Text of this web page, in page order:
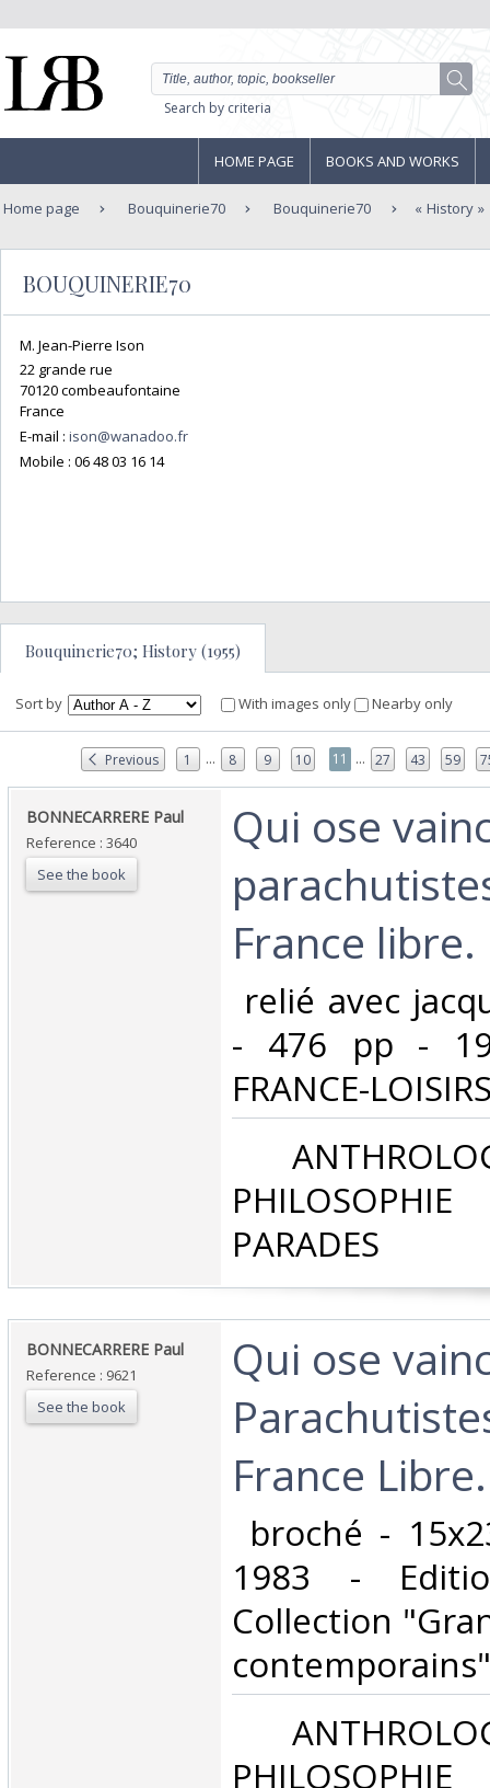
Search by criteria
HOME PAGE BOOKS AND WORKS
Home page Bouquinerie70 Bouquinerie70 History
BOUQUINERIE70
M. Jean-Pierre Ison
22 grande rue
70120 combeaufontaine
France
E-mail : ison@wanadoo.fr
Mobile : 06 48 03 16 14
Bouquinerie70; History (1955)
Sort by With images only Nearby only
Previous 1 ... 8 9 10 11 ... 27 43 59
‎BONNECARRERE Paul‎
Reference : 3640
See the book
‎Qui ose
France libre.‎
relié avec
- 476 pp -
FRANCE-
PHILOSOPHIE
PARADES‎
‎BONNECARRERE Paul‎
Reference : 9621
See the book
‎Qui ose
France Libre.‎
broché -
1983 -
Collection
contemporains"‎
PHILOSOPHIE